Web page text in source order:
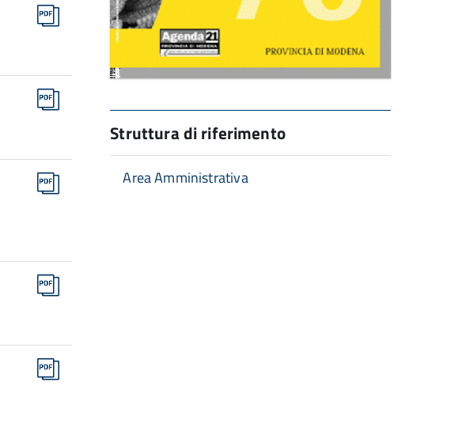
Struttura di riferimento
Area Amministrativa